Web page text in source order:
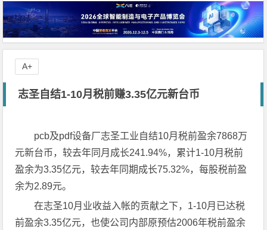
志圣自结1-10月税前赚3.35亿元新台币
pcb及pdf设备厂志圣工业自结10月税前盈余7868万
元新台币，较去年同月成长241.94%，累计1-10月税前
盈余为3.35亿元，较去年同期成长75.32%，每股税前盈
余为2.89元。
在志圣10月业收益入帐的贡献之下，1-10月已达税
前盈余3.35亿元，也使公司内部原预估2006年税前盈余
A+